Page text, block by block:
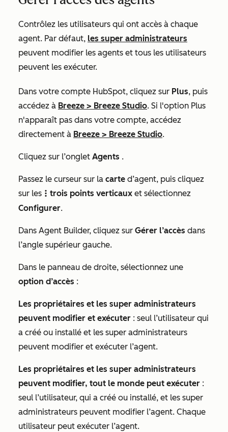
Contrôlez les utilisateurs qui ont accès à chaque
agent. Par défaut, les super administrateurs
peuvent modifier les agents et tous les utilisateurs
peuvent les exécuter.
Dans votre compte HubSpot, cliquez sur Plus, puis
accédez à Breeze > Breeze Studio. Si l'option Plus
n'apparaît pas dans votre compte, accédez
directement à Breeze > Breeze Studio.
Cliquez sur l’onglet Agents .
Passez le curseur sur la carte d’agent, puis cliquez
sur les verticalMenu trois points verticaux et sélectionnez
Configurer.
Dans Agent Builder, cliquez sur Gérer l’accès dans
l’angle supérieur gauche.
Dans le panneau de droite, sélectionnez une
option d’accès :
Les propriétaires et les super administrateurs
peuvent modifier et exécuter : seul l’utilisateur qui
a créé ou installé et les super administrateurs
peuvent modifier et exécuter l’agent.
Les propriétaires et les super administrateurs
peuvent modifier, tout le monde peut exécuter :
seul l’utilisateur, qui a créé ou installé, et les super
administrateurs peuvent modifier l’agent. Chaque
utilisateur peut exécuter l’agent.